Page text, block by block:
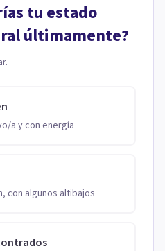
tu estado
últimamente?
a y con energía
con algunos altibajos